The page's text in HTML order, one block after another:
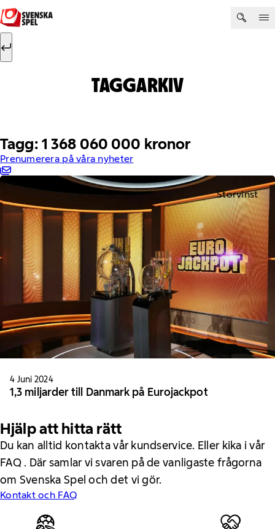
Hoppa till innehåll
Sök efter:
TAGGARKIV
Tagg: 1 368 060 000 kronor
Prenumerera på våra nyheter
Storvinst
4 Juni 2024
1,3 miljarder till Danmark på Eurojackpot
Hjälp att hitta rätt
Du kan alltid kontakta vår kundservice. Eller kika i vår
FAQ . Där samlar vi svaren på de vanligaste frågorna
om Svenska Spel och det vi gör.
Kontakt och FAQ